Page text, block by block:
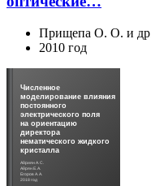
Прищепа О. О. и
2010 год
Численное
моделирование влияния
постоянного
электрического поля
на ориентацию
директора
нематического жидкого
кристалла
Айриян А. С.
Айрян Е. А.
Егоров А. А.
2018 год